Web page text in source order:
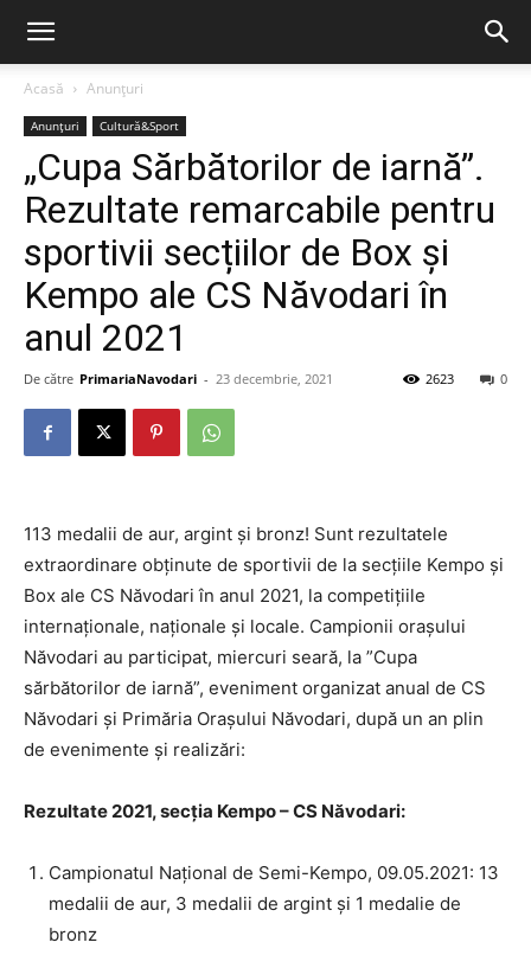
Acasă Anunțuri
Anunțuri Cultură&Sport
„Cupa Sărbătorilor de iarnă”.
Rezultate remarcabile pentru
sportivii secțiilor de Box și
Kempo ale CS Năvodari în
anul 2021
De către PrimariaNavodari - 23 decembrie, 2021 0
2623
113 medalii de aur, argint și bronz! Sunt rezultatele
extraordinare obținute de sportivii de la secțiile Kempo și
Box ale CS Năvodari în anul 2021, la competițiile
internaționale, naționale și locale. Campionii orașului
Năvodari au participat, miercuri seară, la ”Cupa
sărbătorilor de iarnă”, eveniment organizat anual de CS
Năvodari și Primăria Orașului Năvodari, după un an plin
de evenimente și realizări:
Rezultate 2021, secția Kempo – CS Năvodari:
Campionatul Național de Semi-Kempo, 09.05.2021: 13
medalii de aur, 3 medalii de argint și 1 medalie de
bronz